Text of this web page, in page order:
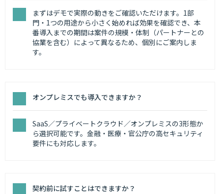
まずはデモで実際の動きをご確認いただけます。1部
門・1つの用途から小さく始めれば効果を確認でき、本
番導入までの期間は案件の規模・体制（パートナーとの
協業を含む）によって異なるため、個別にご案内しま
す。
オンプレミスでも導入できますか？
SaaS／プライベートクラウド／オンプレミスの3形態か
ら選択可能です。金融・医療・官公庁の高セキュリティ
要件にも対応します。
契約前に試すことはできますか？